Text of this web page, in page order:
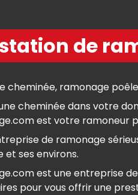
de
cheminée, ramonage
cheminée dans votre
est votre ramoneur
de ramonage
et ses environs.
est une entreprise
pour vous offrir une